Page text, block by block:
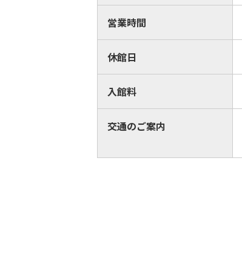
営業時間
休館日
入館料
交通のご案内